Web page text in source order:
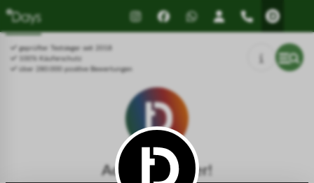
Drücken Sie Alt+1 für den
Bildschirmlesemodus, Alt+0 zum
Abbrechen
Leitfaden für barrierefreie
Bildschirmlesegeräte, Feedback
und Fehlerberichte | Neues
Fenstergeprüfter Testsieger seit 2018
100% Käuferschutz
über 280.000 positive Bewertungen
Achtung, Fehler!